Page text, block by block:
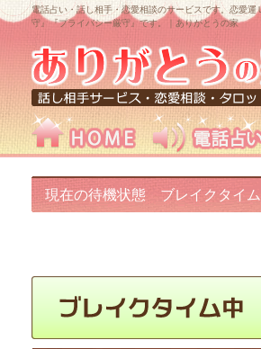
電話占い・話し相手・恋愛相談のサービスです。恋愛
守』『プライバシー厳守』です。｜ありがとうの家
現在の待機状態 ブレイクタイム